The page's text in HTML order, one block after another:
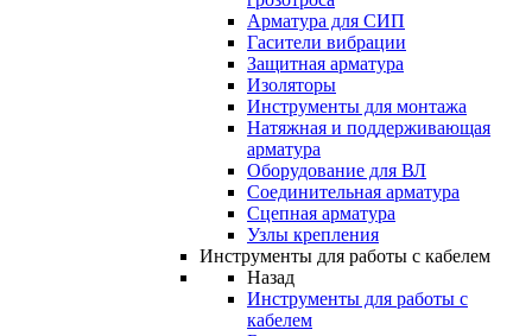
Арматура для СИП
Гасители вибрации
Защитная арматура
Изоляторы
Инструменты для монтажа
Натяжная и поддерживающая
арматура
Оборудование для ВЛ
Соединительная арматура
Сцепная арматура
Узлы крепления
Инструменты для работы с кабелем
Назад
Инструменты для работы с
кабелем